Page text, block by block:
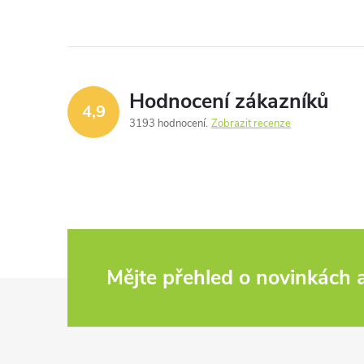
4,9 Hodnocení zákazníků
3193 hodnocení Zobrazit recenze
Mějte přehled o novinkách